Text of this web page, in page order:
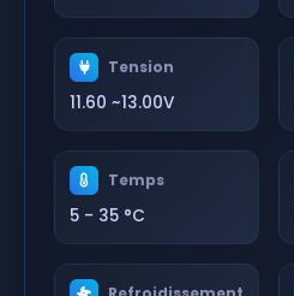
Tension
11.60 ~13.00V
Temps
5 - 35 °C